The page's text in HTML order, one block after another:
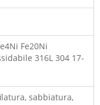
Fe20Ni
316L 304 17-
sabbiatura,